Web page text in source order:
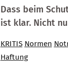
Dass beim
ist klar. Nicht
KRITIS Normen
Haftung